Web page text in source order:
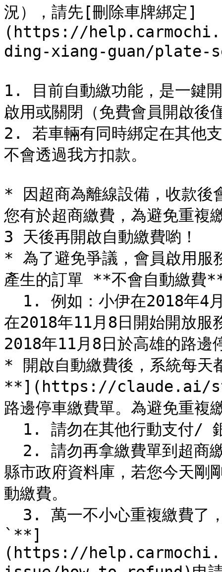
況），請先[刪除車牌綁定]
(https://
ding-xiang-guan/plate-
1. 目前自動繳功能，是一鍵
啟用或關閉（免費會員開啟後
2. 若車輛有同時綁定在其他
不會透過我方扣款。
* 因超商為離線設備，收款
您有於超商繳費，為避免重複
3 天後再開啟自動繳費喲！
* 為了避免爭議，會員啟用服
產生的訂單 **不會自動繳費
在2018年11月8日開始開放服
2018年11月8日於高雄的路邊
* 開啟自動繳費後，系統每
**](https://claude.ai/
路邊停車繳費單。為避免重複
縣市政府資料庫，若您今天
動繳費。
`**]
(https://